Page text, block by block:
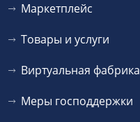
Маркетплейс
Товары и услуги
Виртуальная фабрика
Меры господдержки